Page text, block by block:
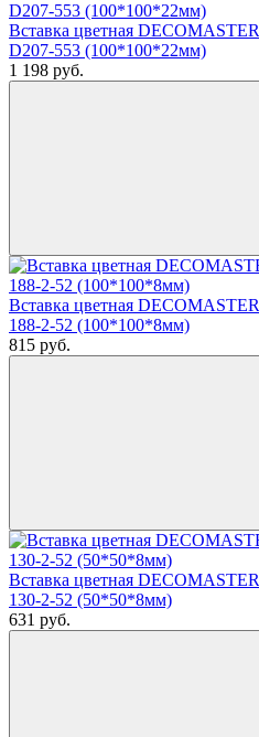
Вставка цветная DECOMASTER
D207-553 (100*100*22мм)
1 198 руб.
Вставка цветная DECOMASTER
188-2-52 (100*100*8мм)
815 руб.
Вставка цветная DECOMASTER
130-2-52 (50*50*8мм)
631 руб.